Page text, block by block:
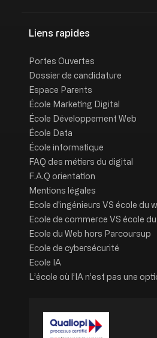
Liens rapides
Portes Ouvertes
Dossier de candidature
Espace Parents
École Marketing Digital
École Développement Web
École Data
École informatique
FAQ des métiers du digital
F.A.Q orientation
Mentions légales
Ecole d'ingénieurs VS école du
Ecole de commerce VS école
Ecole du Web hors Parcoursup
Ecole de cybersécurité
Ecole IA
L’école où l’IA n’est pas une
Image